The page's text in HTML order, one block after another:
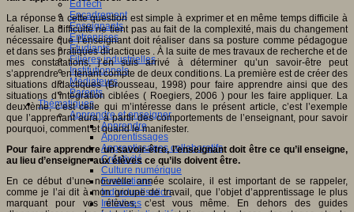
EdTech
Encadrement
Enseignants
Entreprises
Etudiants
Filières industrielles
Institutionnels
Médiateurs
Parents
Thématiques
Apprendre et enseigner
Apprendre
Apprentissages
Apprentissages collaboratifs
Créativité
Culture numérique
Evaluations
Individualisation
Initiatives
La réponse à cette question est simple à exprimer et en même temps difficile à
réaliser. La difficulté ne tient pas au fait de la complexité, mais du changement
nécessaire que l’enseignant doit réaliser dans sa posture comme pédagogue
et dans ses pratiques didactiques . À la suite de mes travaux de recherche et de
mes constatations, j’en suis arrivé à déterminer qu’un savoir-être peut
s’apprendre en tenant compte de deux conditions. La première est de créer des
situations didactiques (Brousseau, 1998) pour faire apprendre ainsi que des
situations d’intégration ciblées ( Roegiers, 2006 ) pour les faire appliquer. La
deuxième, c’est celle qui m’intéresse dans le présent article, c’est l’exemple
que l’apprenant aura, à partir des comportements de l’enseignant, pour savoir
pourquoi, comment et quand le manifester.
Pour faire apprendre un savoir-être, l’enseignant doit être ce qu’il enseigne,
au lieu d’enseigner aux élèves ce qu’ils doivent être.
En ce début d’une nouvelle année scolaire, il est important de se rappeler,
comme je l’ai dit à mon groupe de travail, que l’objet d’apprentissage le plus
marquant pour vos élèves, c’est vous même. En dehors des guides